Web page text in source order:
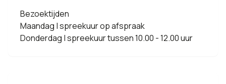
Bezoektijden
Maandag | spreekuur op afspraak
Donderdag | spreekuur tussen 10.00 - 12.00 uur